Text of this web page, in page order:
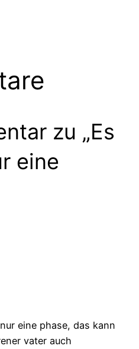
zu „Es
eine
eine phase, das kann
vater auch